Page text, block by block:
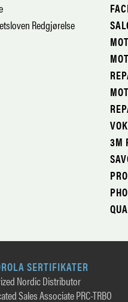
Redgjørelse
3M
SERTIFIKATER
Nordic Distributor
Sales Associate PRC-TRBO